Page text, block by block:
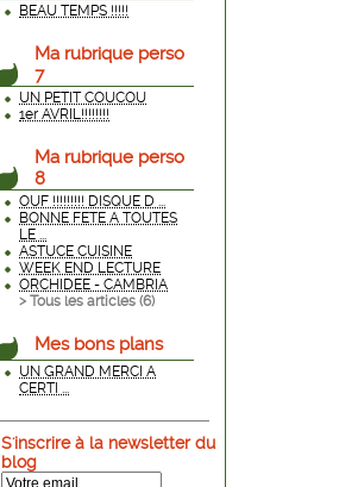
BEAU TEMPS !!!!!
Ma rubrique perso
7
UN PETIT COUCOU
1er AVRIL!!!!!!!!
Ma rubrique perso
8
OUF !!!!!!!!! DISQUE D ...
BONNE FETE A TOUTES
LE ...
ASTUCE CUISINE
WEEK END LECTURE
ORCHIDEE - CAMBRIA
> Tous les articles (6)
Mes bons plans
UN GRAND MERCI A
CERTI ...
S'inscrire à la newsletter du
blog